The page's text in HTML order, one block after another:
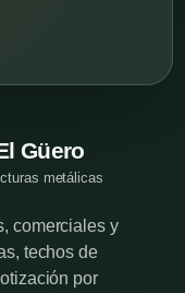
Güero
metálicas
comerciales y
techos de
por